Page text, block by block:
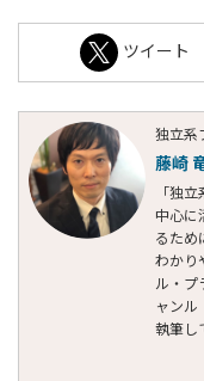
ツイート
独立系
藤崎
「独
中心に
るため
わかり
ル・プ
ャンル
執筆し